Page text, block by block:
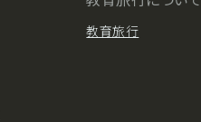
教育旅行